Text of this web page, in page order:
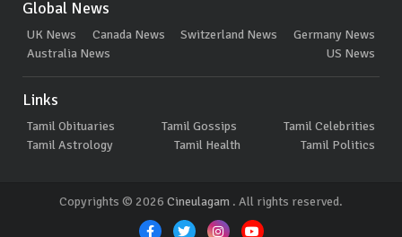
Global News
UK News Canada News Switzerland News
Germany News
Australia News
US News
Links
Tamil Obituaries Tamil Gossips
Tamil Celebrities
Tamil Astrology
Tamil Health Tamil Politics
Copyrights © 2026 Cineulagam . All rights reserved.